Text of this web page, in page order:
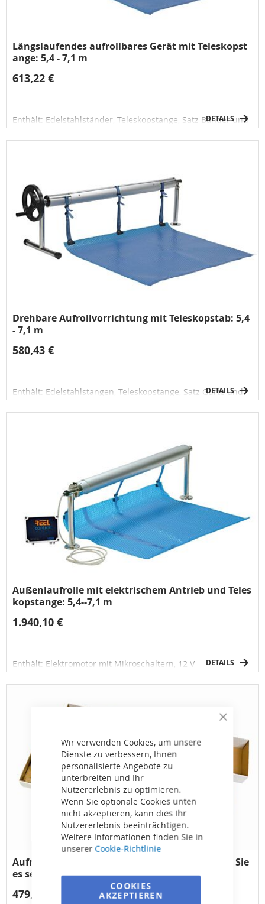
Close
Bar
Wir verwenden Cookies, um unsere
Dienste zu verbessern, Ihnen
personalisierte Angebote zu
unterbreiten und Ihr
Nutzererlebnis zu optimieren.
Wenn Sie optionale Cookies unten
nicht akzeptieren, kann dies Ihr
Nutzererlebnis beeinträchtigen.
Weitere Informationen finden Sie in
unserer Cookie-Richtlinie
COOKIES
AKZEPTIEREN
Längslaufendes aufrollbares Gerät mit Teleskopst
ange: 5,4 - 7,1 m
613,22 €
Enthält: Edelstahlständer, Teleskopstange, Satz Bänder und
Halterungen zur Befestigung der Solarbezüge, Spannschutz
gegen Entwirren
DETAILS
Drehbare Aufrollvorrichtung mit Teleskopstab: 5,4
- 7,1 m
580,43 €
Enthält: Edelstahlstangen, Teleskopstange, Satz Gurte und
Befestigungen für die Befestigung der Solardachplane,
Sperrvorrichtung gegen Entwirrung
DETAILS
Außenlaufrolle mit elektrischem Antrieb und Teles
kopstange: 5,4--7,1 m
1.940,10 €
Enthält: Elektromotor mit Mikroschaltern, 12 V
Transformator, Bedienfeld mit abschließbarem Schalter und
Fernbedienung
DETAILS
Aufrollvorrichtung mit Teleskopstange "Bauen Sie
es selbst", fahrbar, 5,4–7,1 m
479,25 €